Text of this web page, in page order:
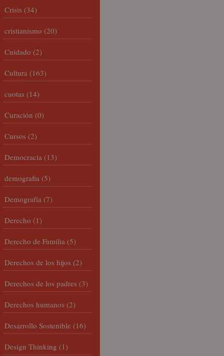
Crisis (34)
cristianismo (20)
Cuidado (2)
Cultura (163)
cuotas (14)
Curación (0)
Cursos (2)
Democracia (13)
demografia (5)
Demografía (7)
Derecho (1)
Derecho de Familia (5)
Derechos de los hijos (2)
Derechos de los padres (3)
Derechos humanos (2)
Desarrollo Sostenible (16)
Design Thinking (1)